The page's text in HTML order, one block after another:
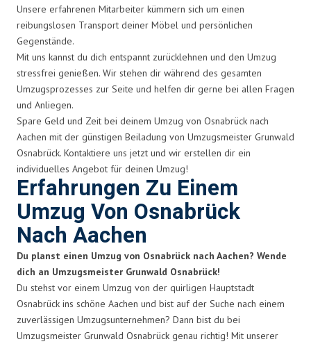
Unsere erfahrenen Mitarbeiter kümmern sich um einen
reibungslosen Transport deiner Möbel und persönlichen
Gegenstände.
Mit uns kannst du dich entspannt zurücklehnen und den Umzug
stressfrei genießen. Wir stehen dir während des gesamten
Umzugsprozesses zur Seite und helfen dir gerne bei allen Fragen
und Anliegen.
Spare Geld und Zeit bei deinem Umzug von Osnabrück nach
Aachen mit der günstigen Beiladung von Umzugsmeister Grunwald
Osnabrück. Kontaktiere uns jetzt und wir erstellen dir ein
individuelles Angebot für deinen Umzug!
Erfahrungen Zu Einem
Umzug Von Osnabrück
Nach Aachen
Du planst einen Umzug von Osnabrück nach Aachen? Wende
dich an Umzugsmeister Grunwald Osnabrück!
Du stehst vor einem Umzug von der quirligen Hauptstadt
Osnabrück ins schöne Aachen und bist auf der Suche nach einem
zuverlässigen Umzugsunternehmen? Dann bist du bei
Umzugsmeister Grunwald Osnabrück genau richtig! Mit unserer